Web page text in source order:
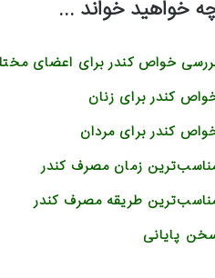
خواهید خواند ...
خواص کندر برای اعضای
کندر برای زنان
کندر برای مردان
زمان مصرف کندر
طریقه مصرف کندر
پایانی